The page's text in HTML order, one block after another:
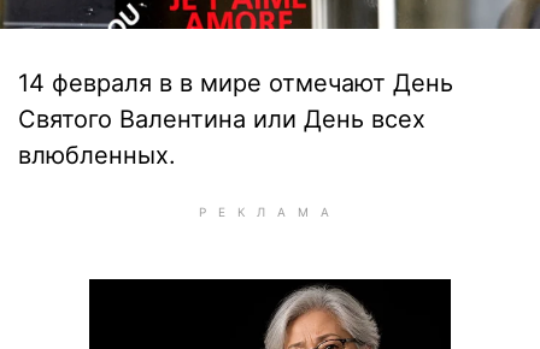
14 февраля в в мире отмечают День
Святого Валентина или День всех
влюбленных.